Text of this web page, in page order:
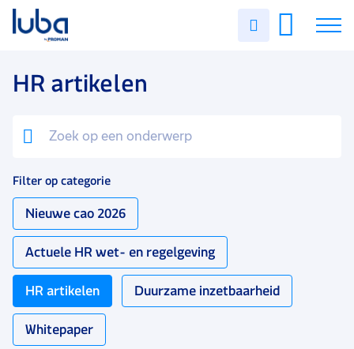
Uren
Vacatures
Contact
HR artikelen
Filter op categorie
Nieuwe cao 2026
Actuele HR wet- en regelgeving
HR artikelen
Duurzame inzetbaarheid
Whitepaper